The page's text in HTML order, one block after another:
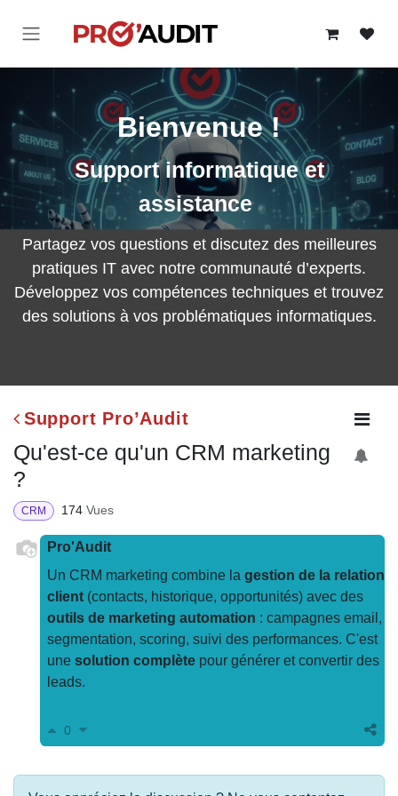
Bienvenue !
Support informatique et
assistance
Partagez vos questions et discutez des meilleures
pratiques IT avec notre communauté d’experts.
Développez vos compétences techniques et
trouvez des solutions à vos problématiques
Support Pro’Audit
Qu'est-ce qu'un CRM
marketing ?
CRM 174 Vues
Pro'Audit
Un CRM marketing combine lagestion de la
relation client(contacts, historique,
opportunités) avec desoutils de marketing
automation: campagnes email, segmentation,
scoring, suivi des performances. C'est une
des leads.
0